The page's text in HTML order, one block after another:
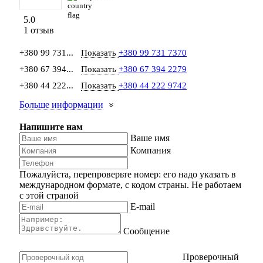
5.0
1 отзыв
+380 99 731... Показать +380 99 731 7370
+380 67 394...
Показать +380 67 394 2279
+380 44 222...
Показать +380 44 222 9742
Больше информации
Напишите нам
Ваше имя
Компания
Пожалуйста, перепроверьте номер: его надо указать в
международном формате, с кодом страны. Не работаем
с этой страной
E-mail
Сообщение
Проверочный